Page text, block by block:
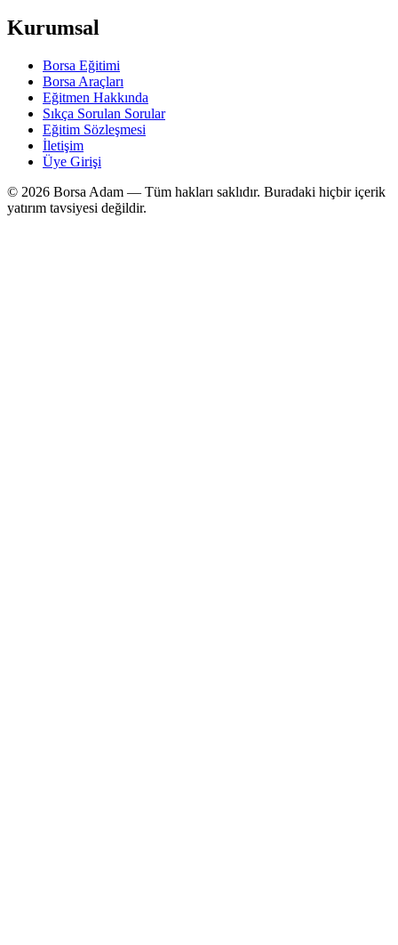
Kurumsal
Borsa Eğitimi
Borsa Araçları
Eğitmen Hakkında
Sıkça Sorulan Sorular
Eğitim Sözleşmesi
İletişim
Üye Girişi
© 2026 Borsa Adam — Tüm hakları saklıdır. Buradaki hiçbir içerik
yatırım tavsiyesi değildir.